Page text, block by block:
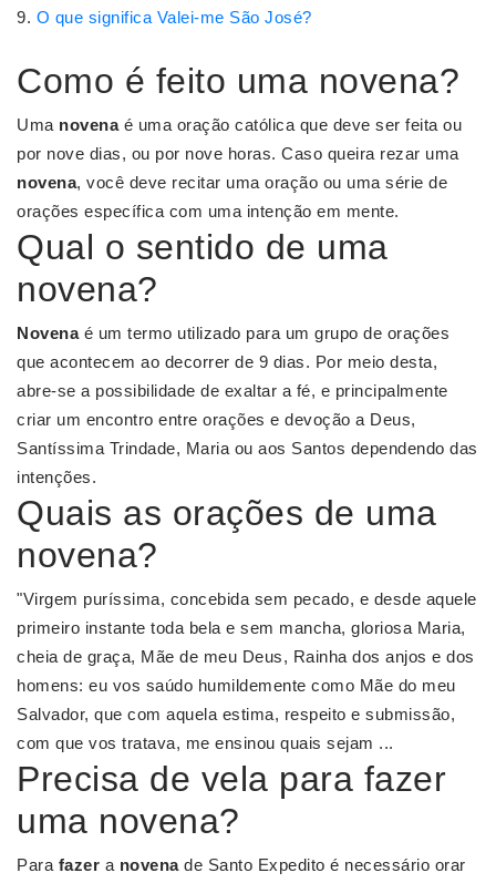
O que significa Valei-me São José?
Como é feito uma novena?
Uma novenaé uma oração católica que deve ser feita ou
por nove dias, ou por nove horas. Caso queira rezar uma
novena, você deve recitar uma oração ou uma série de
orações específica com uma intenção em mente.
Qual o sentido de uma
novena?
Novenaé um termo utilizado para um grupo de orações
que acontecem ao decorrer de 9 dias. Por meio desta,
abre-se a possibilidade de exaltar a fé, e principalmente
criar um encontro entre orações e devoção a Deus,
Santíssima Trindade, Maria ou aos Santos dependendo das
intenções.
Quais as orações de uma
novena?
"Virgem puríssima, concebida sem pecado, e desde aquele
primeiro instante toda bela e sem mancha, gloriosa Maria,
cheia de graça, Mãe de meu Deus, Rainha dos anjos e dos
homens: eu vos saúdo humildemente como Mãe do meu
Salvador, que com aquela estima, respeito e submissão,
com que vos tratava, me ensinou quais sejam ...
Precisa de vela para fazer
uma novena?
Para fazer a novenade Santo Expedito é necessário orar